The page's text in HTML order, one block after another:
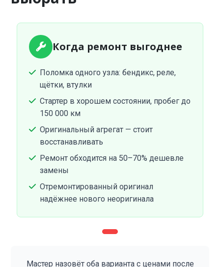
Когда ремонт выгоднее
Поломка одного узла: бендикс, реле,
щётки, втулки
Стартер в хорошем состоянии, пробег до
150 000 км
Оригинальный агрегат — стоит
восстанавливать
Ремонт обходится на 50–70% дешевле
замены
Отремонтированный оригинал
надёжнее нового неоригинала
Мастер назовёт оба варианта с ценами после